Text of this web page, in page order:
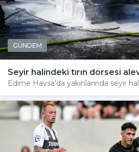
GÜNDEM
Seyir halindeki tırın dorsesi
Edirne Havsa'da yakınlarında seyir